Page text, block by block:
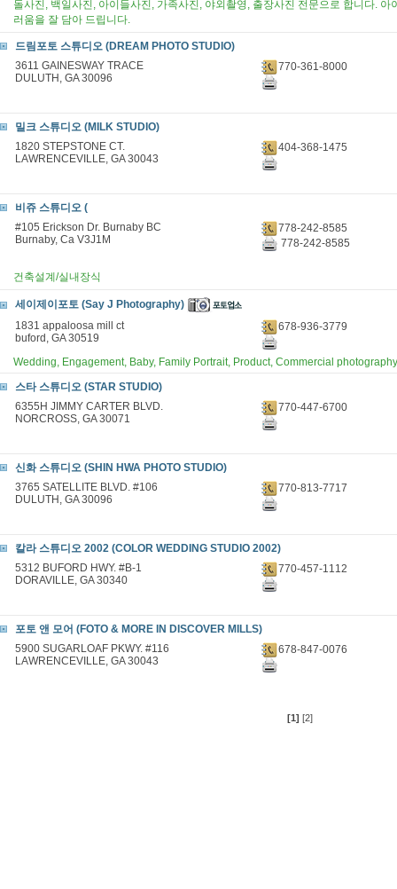
돌사진, 백일사진, 아이들사진, 가족사진, 야외촬영, 출장사진 전문으로 합니다.
러움을 잘 담아 드립니다.
드림포토 스튜디오 (DREAM PHOTO STUDIO)
3611 GAINESWAY TRACE
DULUTH, GA 30096
770-361-8000
밀크 스튜디오 (MILK STUDIO)
1820 STEPSTONE CT.
LAWRENCEVILLE, GA 30043
404-368-1475
비쥬 스튜디오 (
#105 Erickson Dr. Burnaby BC
Burnaby, Ca V3J1M
778-242-8585
778-242-8585
건축설계/실내장식
세이제이포토 (Say J Photography)
1831 appaloosa mill ct
buford, GA 30519
678-936-3779
Wedding, Engagement, Baby, Family Portrait, Product, Commercial
스타 스튜디오 (STAR STUDIO)
6355H JIMMY CARTER BLVD.
NORCROSS, GA 30071
770-447-6700
신화 스튜디오 (SHIN HWA PHOTO STUDIO)
3765 SATELLITE BLVD. #106
DULUTH, GA 30096
770-813-7717
칼라 스튜디오 2002 (COLOR WEDDING STUDIO 2002)
5312 BUFORD HWY. #B-1
DORAVILLE, GA 30340
770-457-1112
포토 앤 모어 (FOTO & MORE IN DISCOVER MILLS)
5900 SUGARLOAF PKWY. #116
LAWRENCEVILLE, GA 30043
678-847-0076
[1] [2]